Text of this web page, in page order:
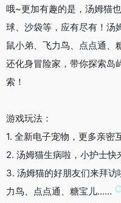
哦~更加有趣的是，汤姆猫
球、沙袋等，应有尽有！汤
鼠小弟、飞力鸟、点点通、
还化身冒险家，带你探索岛
索！
游戏玩法：
1. 全新电子宠物，更多亲密
2. 汤姆猫生病啦，小护士快
3. 汤姆猫的好朋友们来拜
力鸟、点点通、糖宝儿……